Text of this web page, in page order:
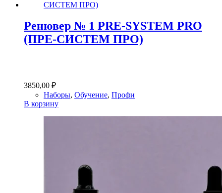
Ренювер № 1 PRE-SYSTEM PRO
(ПРЕ-СИСТЕМ ПРО)
3850,00 ₽
Наборы, Обучение, Профи
В корзину